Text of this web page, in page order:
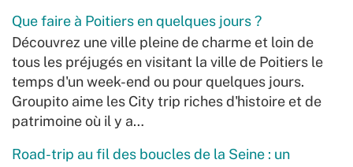
Que faire à Poitiers en quelques jours ?
Découvrez une ville pleine de charme et loin de
tous les préjugés en visitant la ville de Poitiers le
temps d'un week-end ou pour quelques jours.
Groupito aime les City trip riches d'histoire et de
patrimoine où il y a…
Road-trip au fil des boucles de la Seine : un